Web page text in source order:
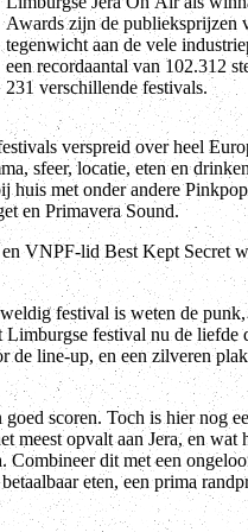
231 verschillende festivals.
verspreid over heel
sfeer, locatie, eten en
huis met onder andere
en Primavera Sound.
VNPF-lid Best Kept Secret
festival is weten de
festival nu de liefde
de line-up, en een zilveren
scoren. Toch is hier nog
meest opvalt aan Jera, en
Combineer dit met een
eten, een prima